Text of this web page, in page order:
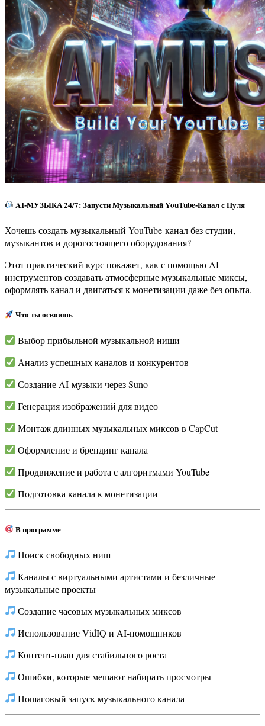
AI-МУЗЫКА 24/7: Запусти Музыкальный YouTube-Канал с Нуля
Хочешь создать музыкальный YouTube-канал без студии,
музыкантов и дорогостоящего оборудования?
Этот практический курс покажет, как с помощью AI-
инструментов создавать атмосферные музыкальные миксы,
оформлять канал и двигаться к монетизации даже без опыта.
Что ты освоишь
Выбор прибыльной музыкальной ниши
Анализ успешных каналов и конкурентов
Создание AI-музыки через Suno
Генерация изображений для видео
Монтаж длинных музыкальных миксов в CapCut
Оформление и брендинг канала
Продвижение и работа с алгоритмами YouTube
Подготовка канала к монетизации
В программе
Поиск свободных ниш
Каналы с виртуальными артистами и безличные
музыкальные проекты
Создание часовых музыкальных миксов
Использование VidIQ и AI-помощников
Контент-план для стабильного роста
Ошибки, которые мешают набирать просмотры
Пошаговый запуск музыкального канала